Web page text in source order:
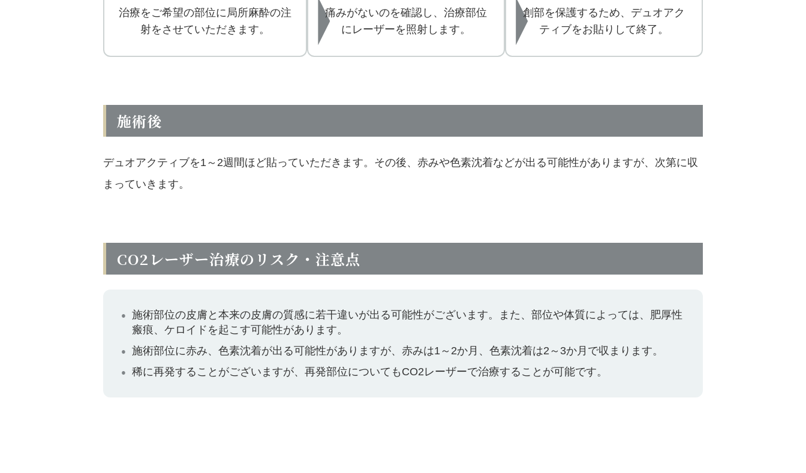
治療をご希望の部位に局所麻酔の注
射をさせていただきます。
痛みがないのを確認し、治療部位
にレーザーを照射します。
創部を保護するため、デュオアク
ティブをお貼りして終了。
施術後
デュオアクティブを1～2週間ほど貼っていただきます。その後、赤みや色素沈着などが出る可能性がありますが、次第に収
まっていきます。
CO2レーザー治療のリスク・注意点
施術部位の皮膚と本来の皮膚の質感に若干違いが出る可能性がございます。また、部位や体質によっては、肥厚性
瘢痕、ケロイドを起こす可能性があります。
施術部位に赤み、色素沈着が出る可能性がありますが、赤みは1～2か月、色素沈着は2～3か月で収まります。
稀に再発することがございますが、再発部位についてもCO2レーザーで治療することが可能です。